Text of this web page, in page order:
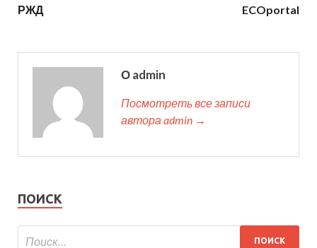
РЖД
ECOportal
О admin
Посмотреть все записи
автора admin →
ПОИСК